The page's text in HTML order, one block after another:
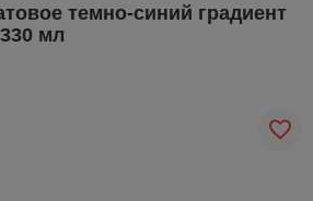
темно-синий градиент
мл